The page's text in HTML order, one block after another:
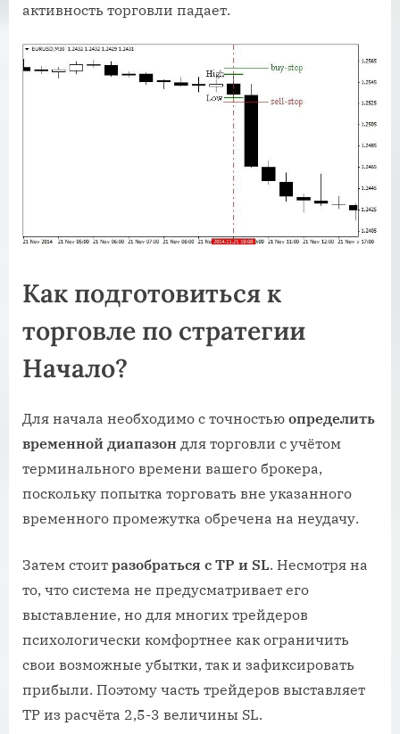
активность торговли падает.
Как подготовиться к
торговле по стратегии
Начало?
Для начала необходимо с точностью определить
временной диапазон для торговли с учётом
терминального времени вашего брокера,
поскольку попытка торговать вне указанного
временного промежутка обречена на неудачу.
Затем стоит разобраться с TP и SL. Несмотря на
то, что система не предусматривает его
выставление, но для многих трейдеров
психологически комфортнее как ограничить
свои возможные убытки, так и зафиксировать
прибыли. Поэтому часть трейдеров выставляет
TP из расчёта 2,5-3 величины SL.